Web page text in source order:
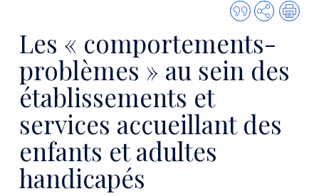
Quote
this
publication
Share
Les « comportements-
problèmes » au sein des
établissements et
services accueillant des
enfants et adultes
handicapés